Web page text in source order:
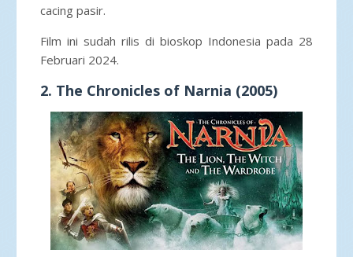
cacing pasir.
Film ini sudah rilis di bioskop Indonesia pada 28
Februari 2024.
2. The Chronicles of Narnia (2005)